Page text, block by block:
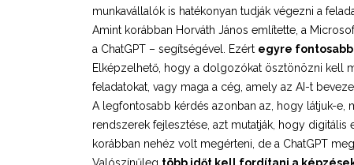
munkavállalók is hatékonyan tudják végezni a
Amint korábban Horváth János említette, a
a ChatGPT – segítségével. Ezért egyre
Elképzelhető, hogy a dolgozókat ösztönözni kell
feladatokat, vagy maga a cég, amely az AI-t
A legfontosabb kérdés azonban az, hogy látjuk-e,
rendszerek fejlesztése, azt mutatják, hogy
korábban nehéz volt megérteni, de a ChatGPT